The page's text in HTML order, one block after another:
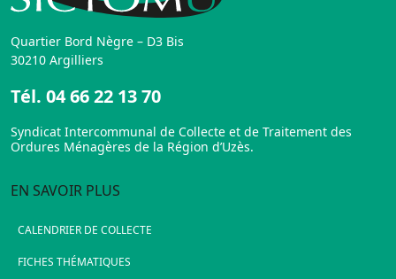
Quartier Bord Nègre – D3 Bis
30210 Argilliers
Tél. 04 66 22 13 70
Syndicat Intercommunal de Collecte et de Traitement des
Ordures Ménagères de la Région d’Uzès.
EN SAVOIR PLUS
CALENDRIER DE COLLECTE
FICHES THÉMATIQUES